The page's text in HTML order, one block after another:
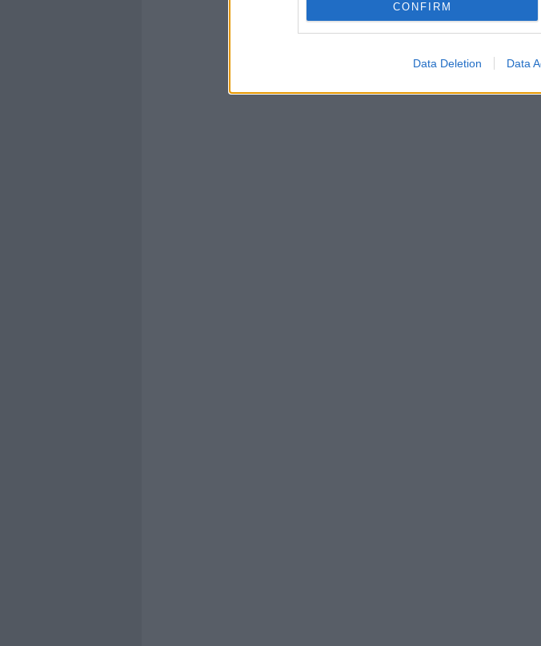
CONFIRM
Data Deletion Data